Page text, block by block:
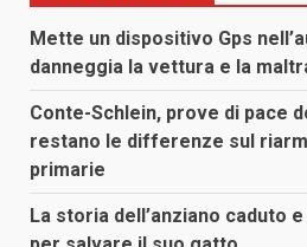
Mette un dispositivo Gps
danneggia la vettura e la
Conte-Schlein, prove di pace
restano le differenze sul
primarie
La storia dell’anziano caduto